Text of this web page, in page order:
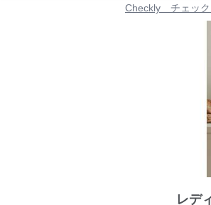
Checkly チェック
レデ